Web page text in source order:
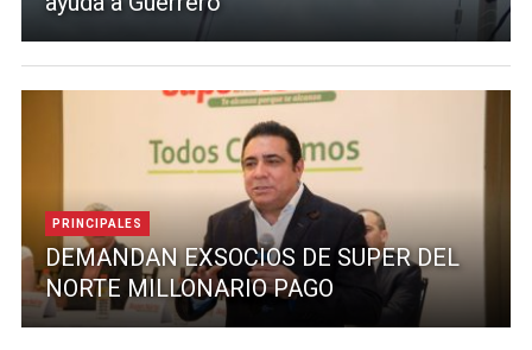
PRINCIPALES
DEMANDAN EXSOCIOS DE SUPER DEL
NORTE MILLONARIO PAGO